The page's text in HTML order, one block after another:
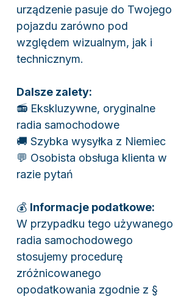
urządzenie pasuje do Twojego
pojazdu zarówno pod
względem wizualnym, jak i
technicznym.
Dalsze zalety:
📻 Ekskluzywne, oryginalne
radia samochodowe
🚚 Szybka wysyłka z Niemiec
💬 Osobista obsługa klienta w
razie pytań
💰 Informacje podatkowe:
W przypadku tego używanego
radia samochodowego
stosujemy procedurę
zróżnicowanego
opodatkowania zgodnie z §